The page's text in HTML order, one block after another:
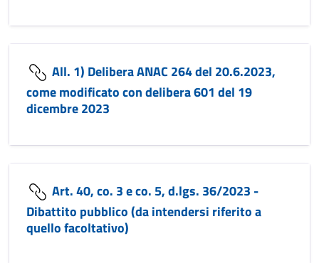
All. 1) Delibera ANAC 264 del 20.6.2023,
come modificato con delibera 601 del 19
dicembre 2023
Art. 40, co. 3 e co. 5, d.lgs. 36/2023 -
Dibattito pubblico (da intendersi riferito a
quello facoltativo)